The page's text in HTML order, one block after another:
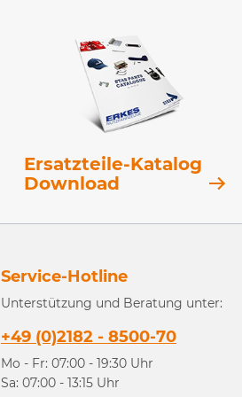
Ersatzteile-Katalog
Download
Service-Hotline
Unterstützung und Beratung unter:
+49 (0)2182 - 8500-70
Mo - Fr: 07:00 - 19:30 Uhr
Sa: 07:00 - 13:15 Uhr